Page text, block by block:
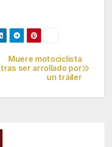
Muere motociclista
tras ser arrollado por
un tráiler